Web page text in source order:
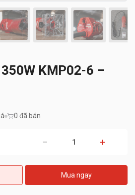
KMP02-6 –
0 đã bán
− +
Mua ngay